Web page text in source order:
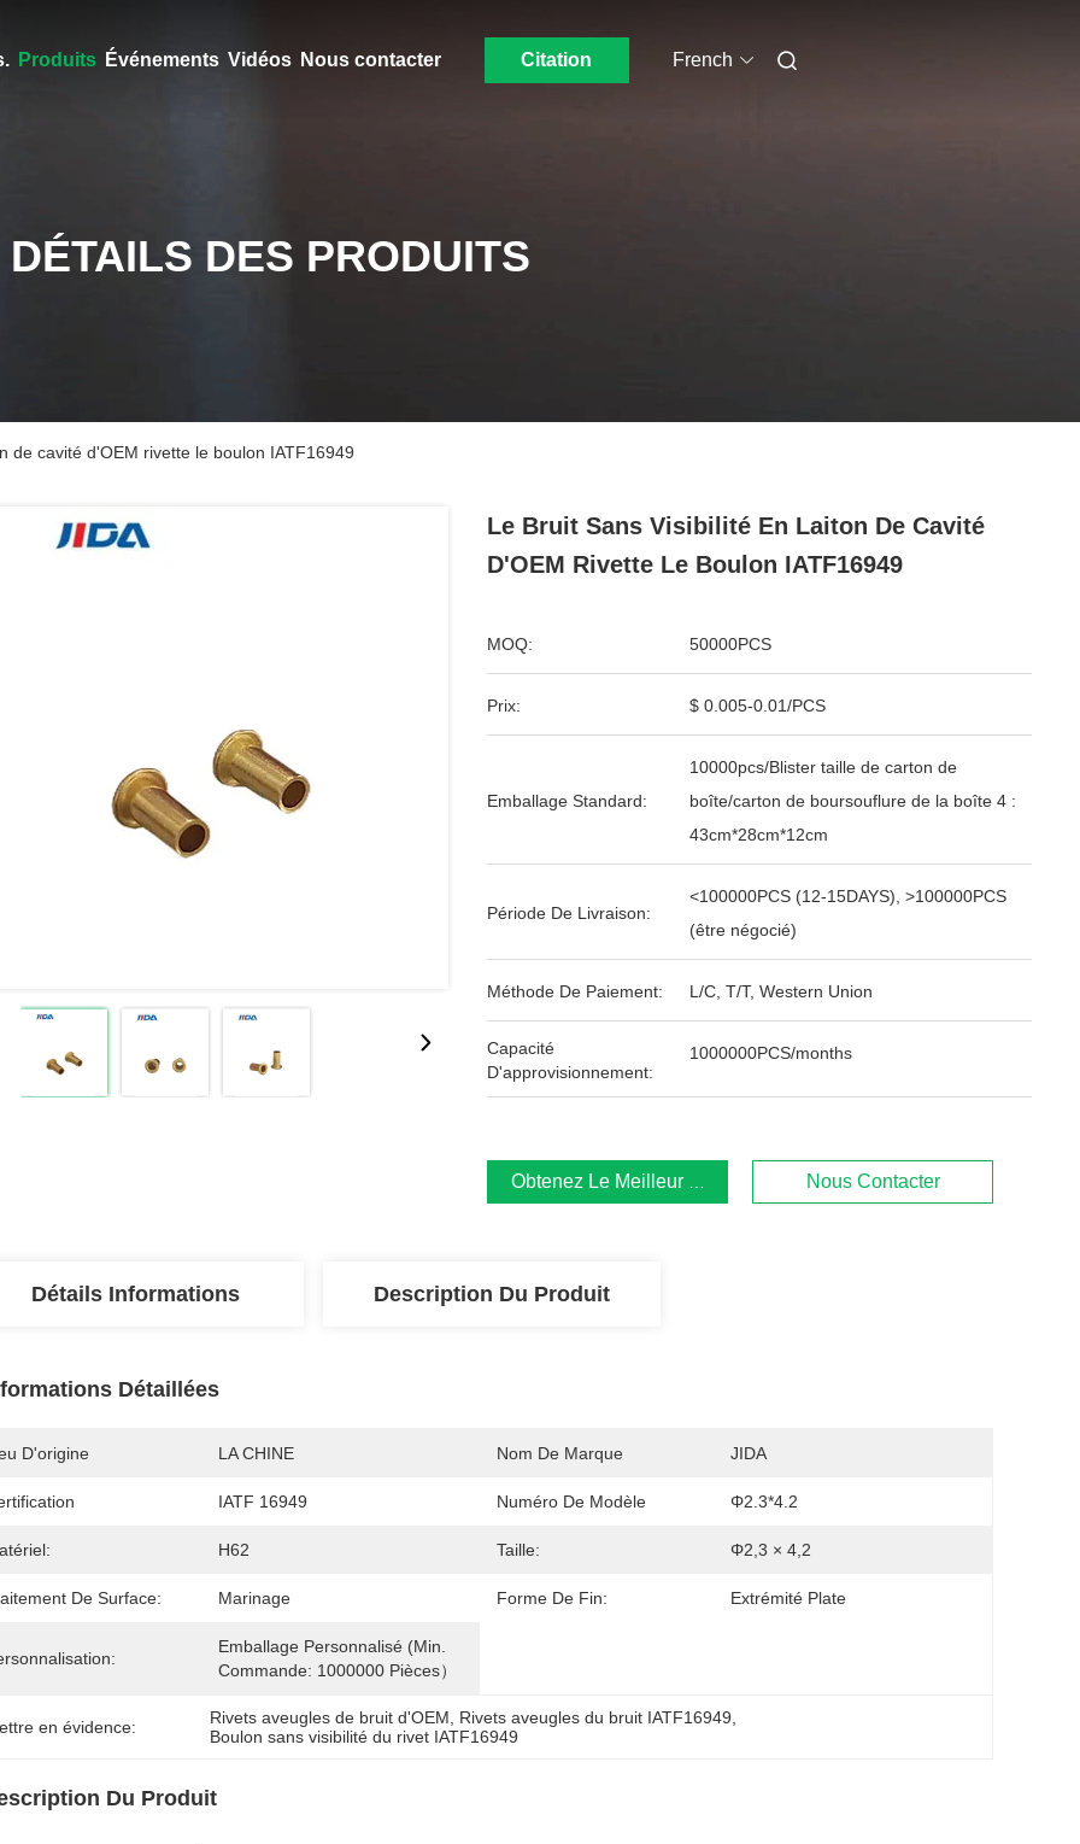
Produits Événements Vidéos Nous contacter Citation French
DÉTAILS DES PRODUITS
de cavité d'OEM rivette le boulon IATF16949
Le Bruit Sans Visibilité En Laiton De Cavité
D'OEM Rivette Le Boulon IATF16949
MOQ: 50000PCS
Prix: $ 0.005-0.01/PCS
Emballage Standard:
10000pcs/Blister taille de carton de
boîte/carton de boursouflure de la boîte 4 :
43cm*28cm*12cm
Période De Livraison:
<100000PCS (12-15DAYS), >100000PCS
(être négocié)
Méthode De Paiement: L/C, T/T, Western Union
Capacité
D'approvisionnement:
1000000PCS/months
Obtenez Le Meilleur Prix Nous Contacter
Détails Informations Description Du Produit
Détaillées
D'origine LA CHINE Nom De Marque JIDA
IATF 16949 Numéro De Modèle Φ2.3*4.2
H62 Taille: Φ2,3 × 4,2
De Surface: Marinage Forme De Fin: Extrémité Plate
Emballage Personnalisé (Min.
Commande: 1000000 Pièces）
en évidence: Rivets aveugles de bruit d'OEM Rivets aveugles du bruit IATF16949
Boulon sans visibilité du rivet IATF16949
Du Produit